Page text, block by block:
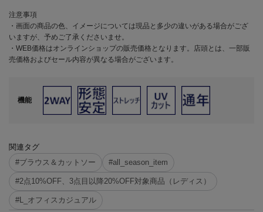
注意事項
・画面の商品の色、イメージについては現品と多少の違いがある場合がござ
いますが、予めご了承くださいませ。
・WEB価格はオンラインショップの販売価格となります。店頭とは、一部販
売価格およびセール内容が異なる場合がございます。
機能
関連タグ
#ブラウス＆カットソー
#all_season_item
#2点10%OFF、3点目以降20%OFF対象商品（レディス）
#L_オフィスカジュアル